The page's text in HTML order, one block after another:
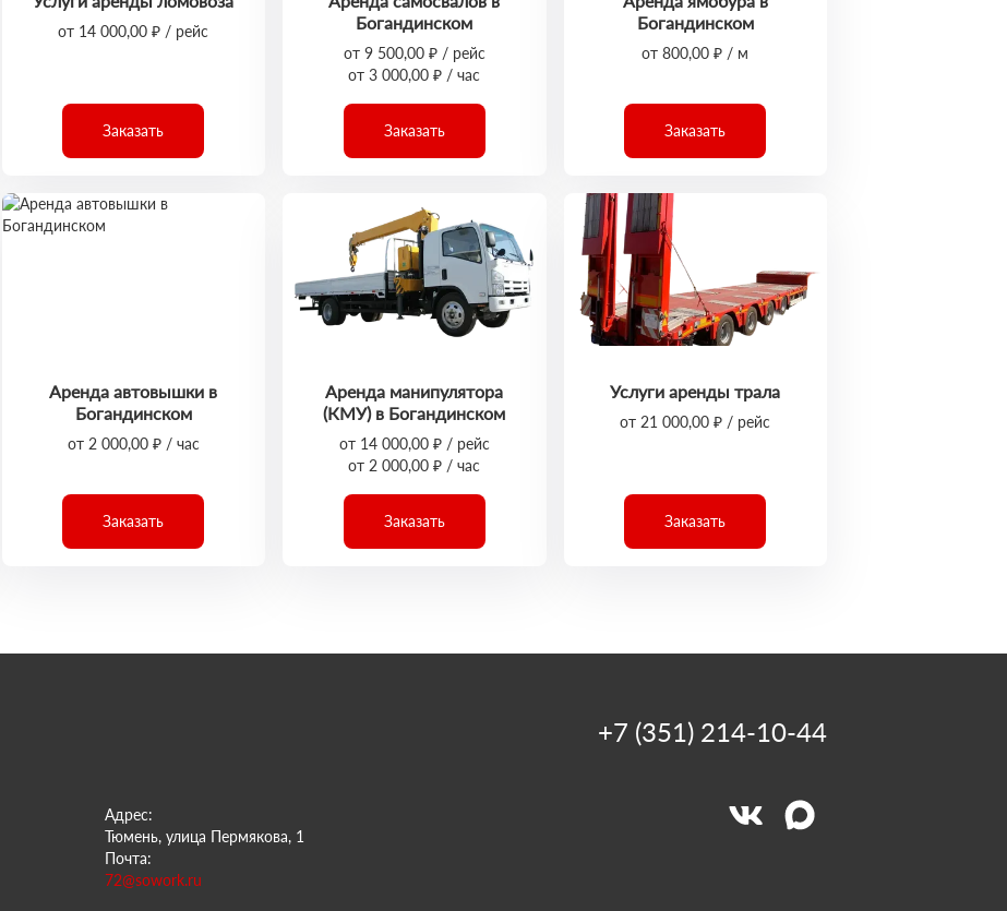
от 14 000,00 ₽ / рейс
Заказать
Богандинском
от 9 500,00 ₽ / рейс
от 3 000,00 ₽ / час
Заказать
Богандинском
от 800,00 ₽ / м
Заказать
Аренда автовышки в
Богандинском
от 2 000,00 ₽ / час
Заказать
Аренда манипулятора
(КМУ) в Богандинском
от 14 000,00 ₽ / рейс
от 2 000,00 ₽ / час
Заказать
Услуги аренды трала
от 21 000,00 ₽ / рейс
Заказать
Адрес:
Тюмень, улица Пермякова, 1
Почта:
72@sowork.ru
+7 (351) 214-10-44